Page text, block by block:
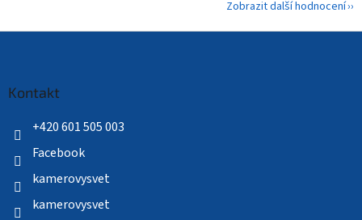
Zobrazit další hodnocení
Kontakt
+420 601 505 003
Facebook
kamerovysvet
kamerovysvet